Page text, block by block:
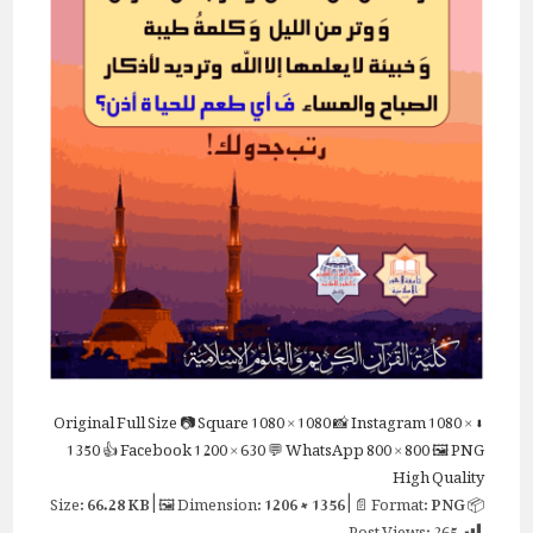
⬇ Original
Full Size📷 Square1080 × 1080📸 Instagram1080 ×
1350👍 Facebook1200 × 630💬 WhatsApp800 × 800🖼 PNG
High Quality
📦 Size:
66.28 KB| 🖼 Dimension:1206 × 1356| 📄 Format:PNG